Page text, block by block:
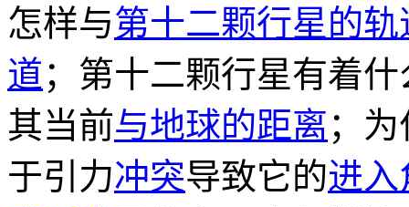
怎样与第十二颗行星的轨
道；第十二颗行星有着
其当前与地球的距离；
于引力冲突导致它的进入